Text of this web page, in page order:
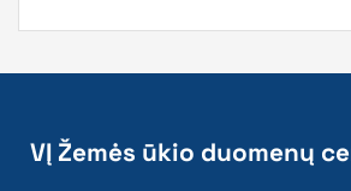
VĮ Žemės ūkio duomenų